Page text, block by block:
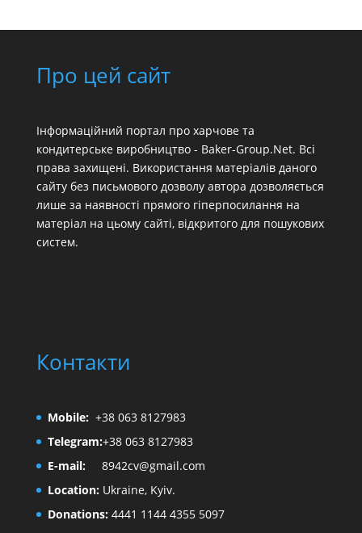
Про цей сайт
Інформаційний портал про харчове та
кондитерське виробництво - Baker-Group.Net. Всі
права захищені. Використання матеріалів даного
сайту без письмового дозволу автора дозволяється
лише за наявності прямого гіперпосилання на
матеріал на цьому сайті, відкритого для пошукових
систем.
Контакти
Mobile: +38 063 8127983
Telegram:+38 063 8127983
E-mail:
8942cv@gmail.com
Location:Ukraine, Kyiv.
Donations:4441 1144 4355 5097